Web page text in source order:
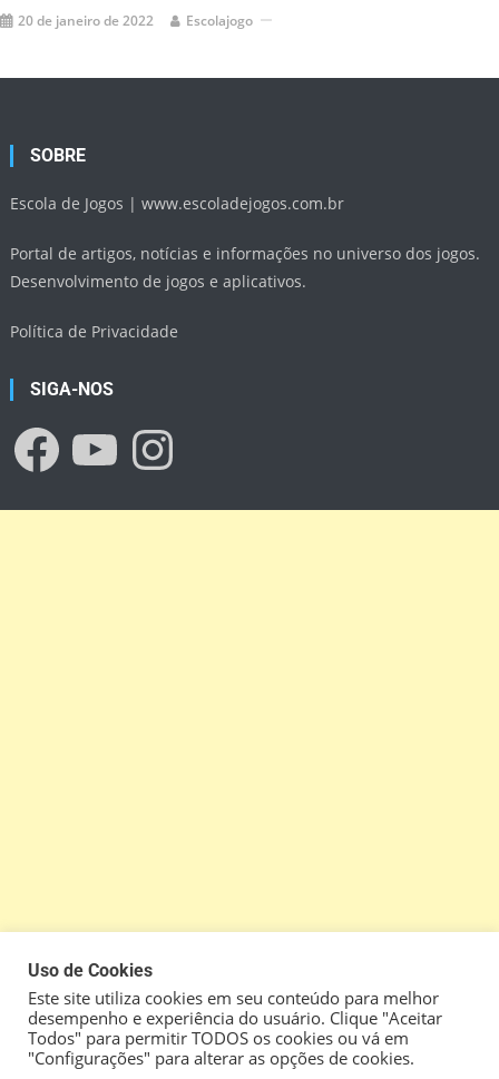
20 de janeiro de 2022 Escolajogo
SOBRE
Escola de Jogos |www.escoladejogos.com.br
Portal de artigos, notícias e informações no universo dos jogos.
Desenvolvimento de jogos e aplicativos.
Política de Privacidade
SIGA-NOS
Uso de Cookies
Este site utiliza cookies em seu conteúdo para melhor
desempenho e experiência do usuário. Clique "Aceitar
Todos" para permitir TODOS os cookies ou vá em
"Configurações" para alterar as opções de cookies.